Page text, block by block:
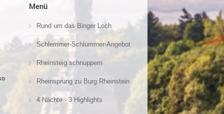
Menü
Rund um das Binger Loch
Schlemmer-Schlummer-Angebot
Rheinsteig schnuppern
Rheinsprung zu Burg Rheinstein
4 Nächte - 3 Highlights